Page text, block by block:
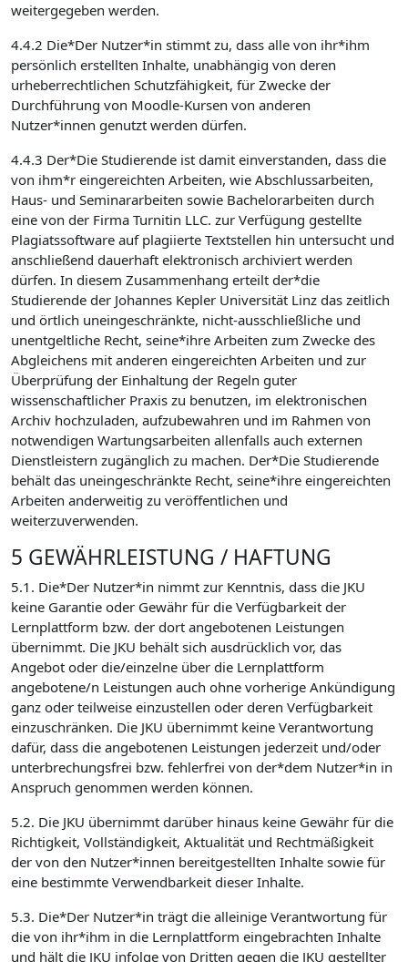
weitergegeben werden.
4.4.2 Die*Der Nutzer*in stimmt zu, dass alle von ihr*ihm
persönlich erstellten Inhalte, unabhängig von deren
urheberrechtlichen Schutzfähigkeit, für Zwecke der
Durchführung von Moodle-Kursen von anderen
Nutzer*innen genutzt werden dürfen.
4.4.3 Der*Die Studierende ist damit einverstanden, dass die
von ihm*r eingereichten Arbeiten, wie Abschlussarbeiten,
Haus- und Seminararbeiten sowie Bachelorarbeiten durch
eine von der Firma Turnitin LLC. zur Verfügung gestellte
Plagiatssoftware auf plagiierte Textstellen hin untersucht und
anschließend dauerhaft elektronisch archiviert werden
dürfen. In diesem Zusammenhang erteilt der*die
Studierende der Johannes Kepler Universität Linz das zeitlich
und örtlich uneingeschränkte, nicht-ausschließliche und
unentgeltliche Recht, seine*ihre Arbeiten zum Zwecke des
Abgleichens mit anderen eingereichten Arbeiten und zur
Überprüfung der Einhaltung der Regeln guter
wissenschaftlicher Praxis zu benutzen, im elektronischen
Archiv hochzuladen, aufzubewahren und im Rahmen von
notwendigen Wartungsarbeiten allenfalls auch externen
Dienstleistern zugänglich zu machen. Der*Die Studierende
behält das uneingeschränkte Recht, seine*ihre eingereichten
Arbeiten anderweitig zu veröffentlichen und
weiterzuverwenden.
5 GEWÄHRLEISTUNG / HAFTUNG
5.1. Die*Der Nutzer*in nimmt zur Kenntnis, dass die JKU
keine Garantie oder Gewähr für die Verfügbarkeit der
Lernplattform bzw. der dort angebotenen Leistungen
übernimmt. Die JKU behält sich ausdrücklich vor, das
Angebot oder die/einzelne über die Lernplattform
angebotene/n Leistungen auch ohne vorherige Ankündigung
ganz oder teilweise einzustellen oder deren Verfügbarkeit
einzuschränken. Die JKU übernimmt keine Verantwortung
dafür, dass die angebotenen Leistungen jederzeit und/oder
unterbrechungsfrei bzw. fehlerfrei von der*dem Nutzer*in in
Anspruch genommen werden können.
5.2. Die JKU übernimmt darüber hinaus keine Gewähr für die
Richtigkeit, Vollständigkeit, Aktualität und Rechtmäßigkeit
der von den Nutzer*innen bereitgestellten Inhalte sowie für
eine bestimmte Verwendbarkeit dieser Inhalte.
5.3. Die*Der Nutzer*in trägt die alleinige Verantwortung für
die von ihr*ihm in die Lernplattform eingebrachten Inhalte
und hält die JKU infolge von Dritten gegen die JKU gestellter